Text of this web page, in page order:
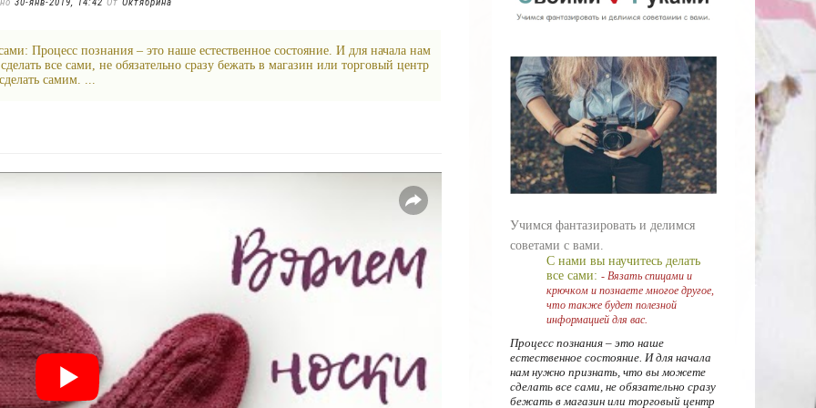
Процесс познания – это наше естественное состояние. И для начала нам
все сами, не обязательно сразу бежать в магазин или торговый центр
самим. ...
Учимся фантазировать и делимся
советами с вами.
С нами вы научитесь делать
все сами: - Вязать спицами и
крючком и познаете многое другое,
что также будет полезной
информацией для вас.
Процесс познания – это наше
естественное состояние. И для начала
нам нужно признать, что вы можете
сделать все сами, не обязательно сразу
бежать в магазин или торговый центр